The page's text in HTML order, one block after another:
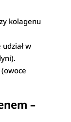
kolagenu
w
–